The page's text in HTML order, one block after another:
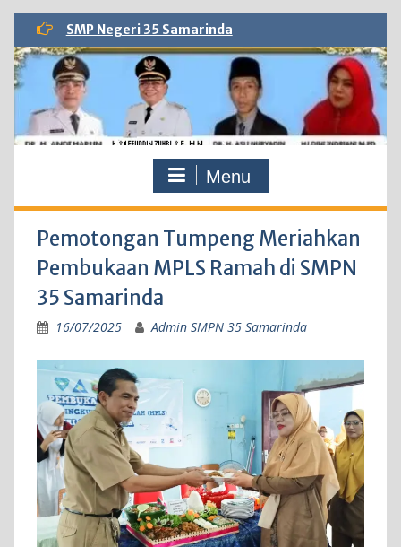
Skip
content
SMP Negeri 35 Samarinda
Menu
Pemotongan Tumpeng Meriahkan
Pembukaan MPLS Ramah di SMPN
35 Samarinda
16/07/2025 Admin SMPN 35 Samarinda